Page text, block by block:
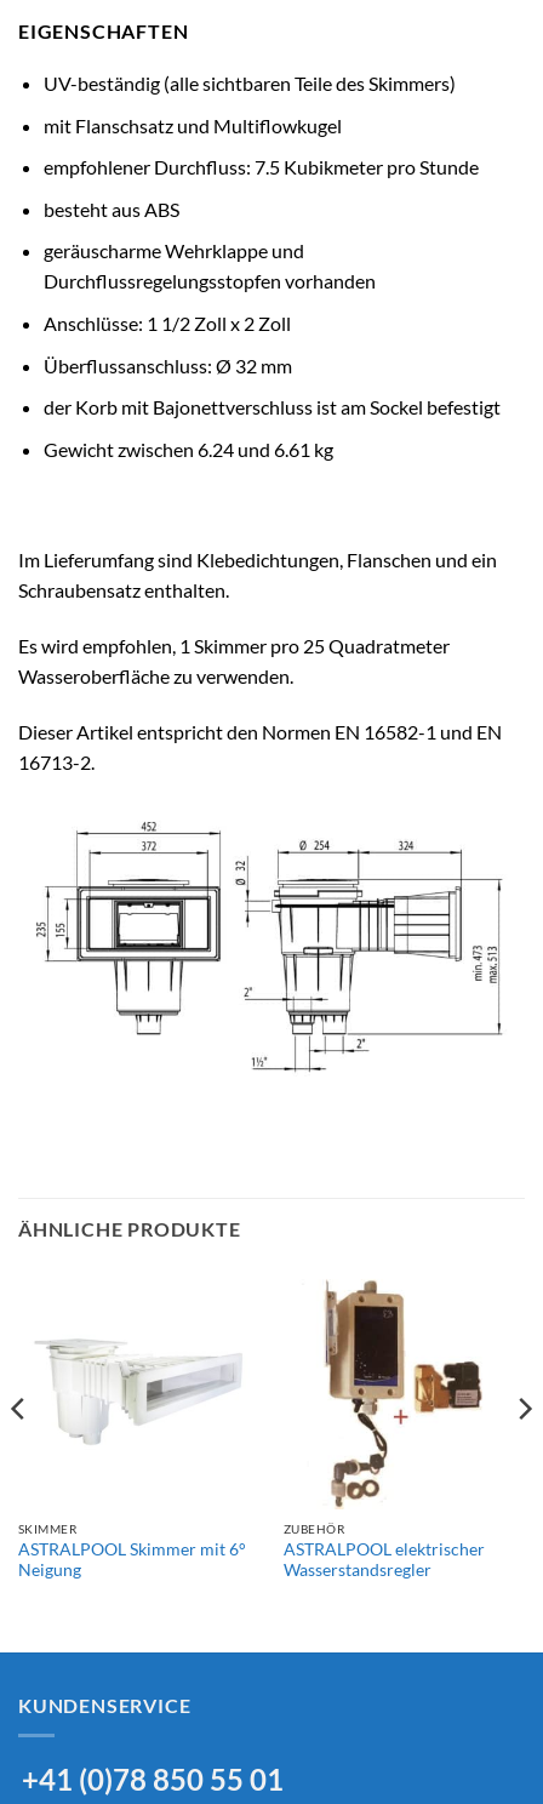
EIGENSCHAFTEN
UV-beständig (alle sichtbaren Teile des Skimmers)
mit Flanschsatz und Multiflowkugel
empfohlener Durchfluss: 7.5 Kubikmeter pro Stunde
besteht aus ABS
geräuscharme Wehrklappe und
Durchflussregelungsstopfen vorhanden
Anschlüsse: 1 1/2 Zoll x 2 Zoll
Überflussanschluss: Ø 32 mm
der Korb mit Bajonettverschluss ist am Sockel befestigt
Gewicht zwischen 6.24 und 6.61 kg
Im Lieferumfang sind Klebedichtungen, Flanschen und ein
Schraubensatz enthalten.
Es wird empfohlen, 1 Skimmer pro 25 Quadratmeter
Wasseroberfläche zu verwenden.
Dieser Artikel entspricht den Normen EN 16582-1 und EN
16713-2.
ÄHNLICHE PRODUKTE
SKIMMER
ASTRALPOOL Skimmer mit 6°
Neigung
ZUBEHÖR
ASTRALPOOL elektrischer
Wasserstandsregler
KUNDENSERVICE
+41 (0)78 850 55 01